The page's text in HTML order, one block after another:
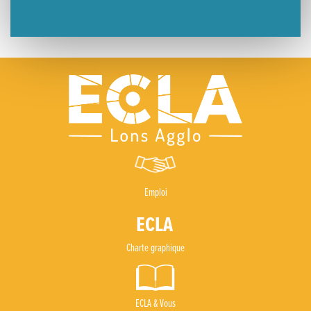
Emploi
Charte graphique
ECLA & Vous